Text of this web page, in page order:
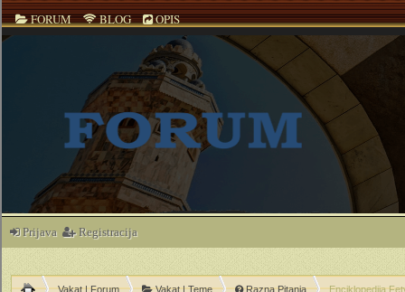
FORUM BLOG OPIS
Prijava Registracija
Vakat | Forum Vakat | Teme Razna Pitanja Enciklopedija